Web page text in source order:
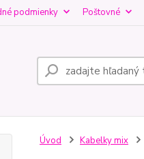
podmienky Poštovné
Úvod Kabelky mix